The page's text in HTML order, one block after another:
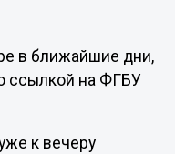
в ближайшие дни,
ссылкой на ФГБУ
к вечеру